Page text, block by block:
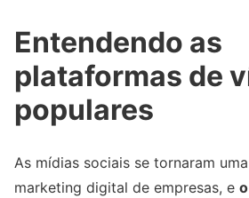
Entendendo as
plataformas de
populares
As mídias sociais se tornaram
marketing digital de empresas, e